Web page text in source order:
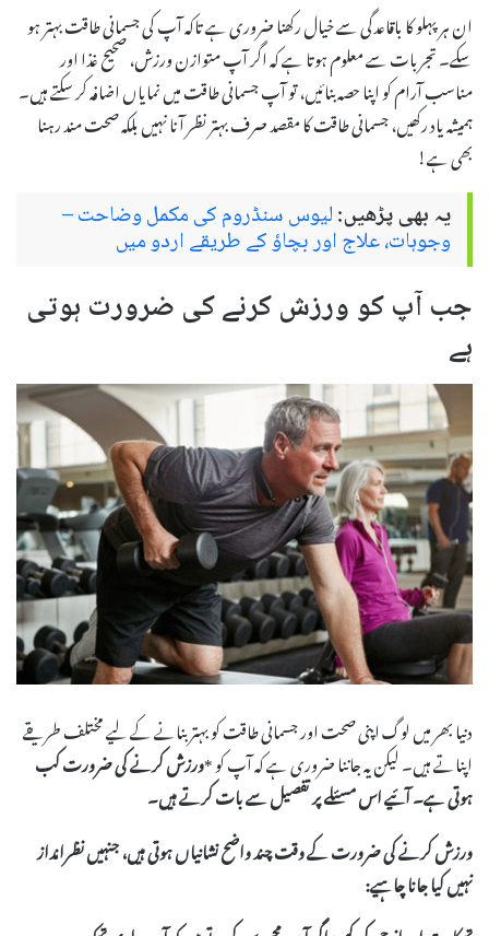
ان ہر پہلو کا باقاعدگی سے خیال رکھنا ضروری ہے تاکہ آپ کی جسمانی طاقت بہتر ہو
سکے۔ تجربات سے معلوم ہوتا ہے کہ اگر آپ متوازن ورزش، صحیح غذا اور
مناسب آرام کو اپنا حصہ بنائیں، تو آپ جسمانی طاقت میں نمایاں اضافہ کر سکتے ہیں۔
ہمیشہ یاد رکھیں، جسمانی طاقت کا مقصد صرف بہتر نظر آنا نہیں بلکہ صحت مند رہنا
بھی ہے!
یہ بھی پڑھیں:لیوس سنڈروم کی مکمل وضاحت –
وجوہات، علاج اور بچاؤ کے طریقے اردو میں
جب آپ کو ورزش کرنے کی ضرورت ہوتی
ہے
دنیا بھر میں لوگ اپنی صحت اور جسمانی طاقت کو بہتر بنانے کے لیے مختلف طریقے
اپناتے ہیں۔ لیکن یہ جاننا ضروری ہے کہ آپ کو *ورزشکرنے کی ضرورت کب
ہوتی ہے۔ آئیے اس مسئلے پر تفصیل سے بات کرتے ہیں۔
ورزش کرنے کی ضرورتکے وقت چند واضح نشانیاں ہوتی ہیں، جنہیں نظرانداز
نہیں کیا جانا چاہیے: